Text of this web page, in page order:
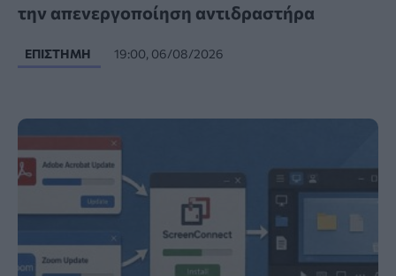
την απενεργοποίηση αντιδραστήρα
ΕΠΙΣΤΉΜΗ 19:00, 06/08/2026